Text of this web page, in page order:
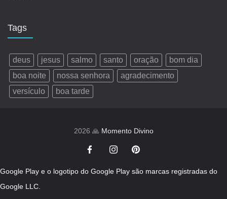
Tags
deus jesus salmo santo oração
bom dia
boa noite
nossa senhora
agradecimento
versículo
boa tarde
2026 🙏 Momento Divino
Google Play e o logotipo do Google Play são marcas registradas do
Google LLC.